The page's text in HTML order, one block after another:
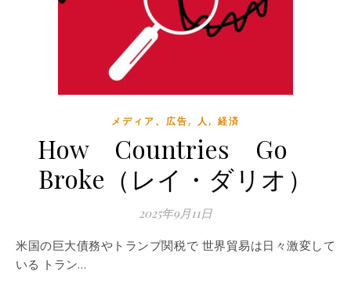
メディア、広告, 人 , 経済
How Countries Go
Broke（レイ・ダリオ）
2025年9月11日
米国の巨大債務やトランプ関税で 世界貿易は日々激変して
いる トラン…